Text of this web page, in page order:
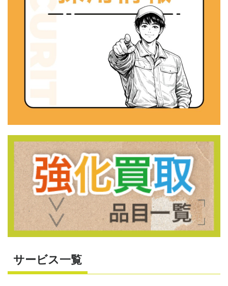
サービス一覧